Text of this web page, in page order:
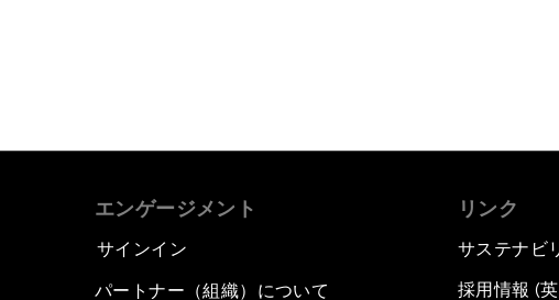
エンゲージメント
サインイン
パートナー（組織）について
リンク
サステナビ
採用情報 (